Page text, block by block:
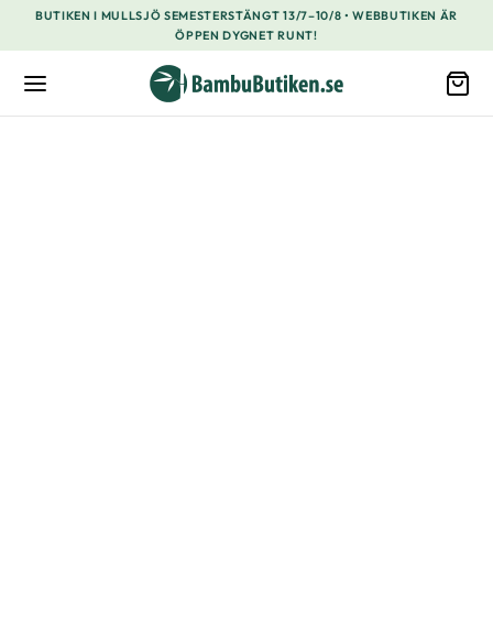
BUTIKEN I MULLSJÖ SEMESTERSTÄNGT 13/7–10/8 • WEBBUTIKEN ÄR
ÖPPEN DYGNET RUNT!